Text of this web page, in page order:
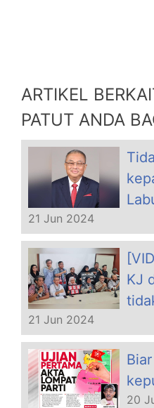
ARTIKEL
PATUT ANDA
21 Jun 2024
KJ
21 Jun 2024
20